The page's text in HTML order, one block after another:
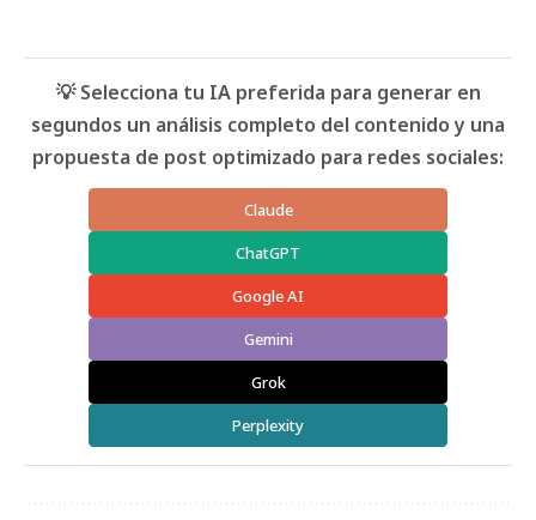
💡 Selecciona tu IA preferida para generar en
segundos un análisis completo del contenido y una
propuesta de post optimizado para redes sociales:
Claude
ChatGPT
Google AI
Gemini
Grok
Perplexity